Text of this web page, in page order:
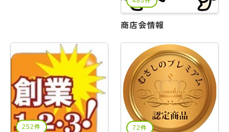
商店会情報
252件 72件